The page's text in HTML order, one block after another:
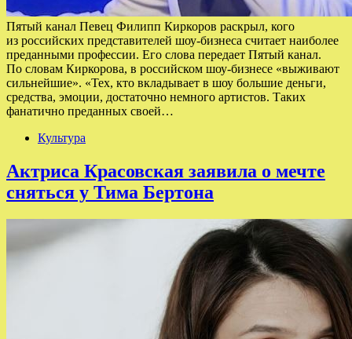
Пятый канал Певец Филипп Киркоров раскрыл, кого
из российских представителей шоу-бизнеса считает наиболее
преданными профессии. Его слова передает Пятый канал.
По словам Киркорова, в российском шоу-бизнесе «выживают
сильнейшие». «Тех, кто вкладывает в шоу большие деньги,
средства, эмоции, достаточно немного артистов. Таких
фанатично преданных своей…
Культура
Актриса Красовская заявила о мечте
сняться у Тима Бертона